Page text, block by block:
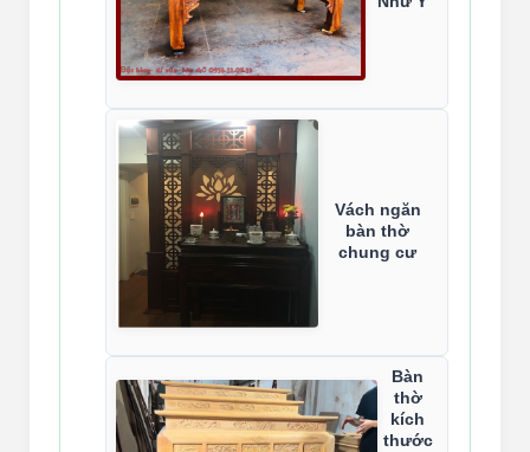
Vách ngăn
bàn thờ
chung cư
Bàn
thờ
kích
thước